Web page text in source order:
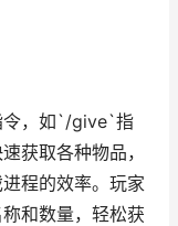
令，如`/give`指
获取各种物品，
程的效率。玩家
和数量，轻松获